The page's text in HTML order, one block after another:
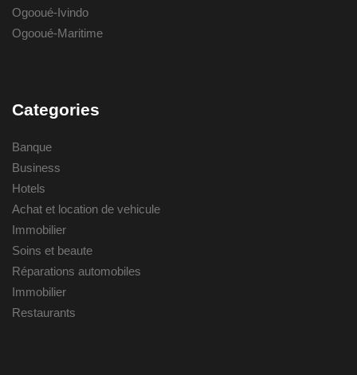
Ogooué-Ivindo
Ogooué-Maritime
Categories
Banque
Business
Hotels
Achat et location de vehicule
Immobilier
Soins et beaute
Réparations automobiles
Immobilier
Restaurants